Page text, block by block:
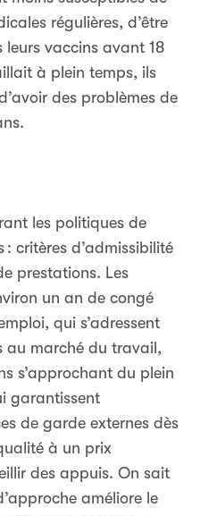
régulières, d’être
leurs vaccins avant 18
à plein temps, ils
des problèmes de
les politiques de
: critères d’admissibilité
prestations. Les
un an de congé
qui s’adressent
au marché du travail,
s’approchant du plein
garantissent
de garde externes dès
à un prix
des appuis. On sait
améliore le